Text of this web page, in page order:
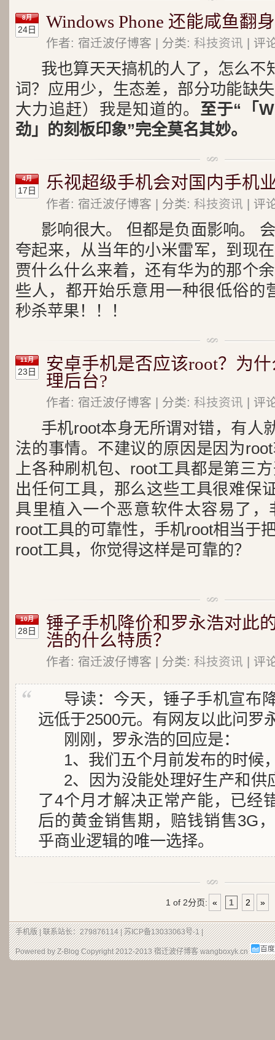
8月
24日 Windows Phone 还能咸鱼翻
作者: 宿迁波仔博客 | 分类: 科技资讯 | 评
我也算天天搞机的人了，怎么不
词？应用少，生态差，部分功能缺
大力追赶）我是知道的。 至于“「
劲」的刻板印象”完全莫名其妙。
4月
17日 乐视超级手机会对国内手机
作者: 宿迁波仔博客 | 分类: 科技资讯 | 评
影响很大。 但都是负面影响。
夸起来，从当年的小米雷军，到现
贾什么什么来着，还有华为的那个
些人，都开始乐意用一种很低俗的
秒杀苹果！！！
11月
23日
安卓手机是否应该root？为
理后台?
作者: 宿迁波仔博客 | 分类: 科技资讯 | 评
手机root本身无所谓对错，有人
法的事情。不建议的原因是因为
上各种刷机包、root工具都是第三
出任何工具，那么这些工具很难保
具里植入一个恶意软件太容易了
root工具的可靠性，手机root相当于
root工具，你觉得这样是可靠的？
10月
28日
锤子手机降价和罗永浩对此
浩的什么特质？
作者: 宿迁波仔博客 | 分类: 科技资讯 | 评
导读：今天，锤子手机宣布
远低于2500元。有网友以此问罗
刚刚，罗永浩的回应是：
1、我们五个月前发布的时候
2、因为没能处理好生产和供
了4个月才解决正常产能，已经
后的黄金销售期，赔钱销售3G
乎商业逻辑的唯一选择。
1 of 2分页: « 1 2 »
手机版| 联系站长：279876114 |苏ICP备13033063号-1|
Powered by Z-Blog Copyright 2012-2013宿迁波仔博客wangboxyk.cn